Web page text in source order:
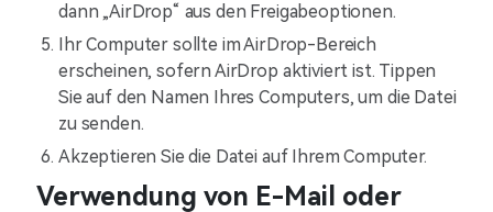
dann „AirDrop“ aus den Freigabeoptionen.
Ihr Computer sollte im AirDrop-Bereich
erscheinen, sofern AirDrop aktiviert ist. Tippen
Sie auf den Namen Ihres Computers, um die Datei
zu senden.
Akzeptieren Sie die Datei auf Ihrem Computer.
Verwendung von E-Mail oder